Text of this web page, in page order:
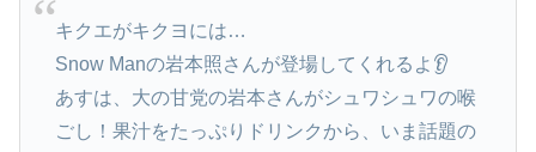
キクエがキクヨには…
Snow Manの岩本照さんが登場してくれるよ👂
あすは、大の甘党の岩本さんがシュワシュワの喉
ごし！果汁をたっぷりドリンクから、いま話題の